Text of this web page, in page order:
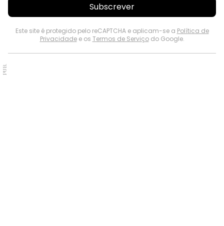
Subscrever
Este site é protegido pelo reCAPTCHA e aplicam-se a Política de
Privacidadee os Termos de Serviçodo Google.
PUB.